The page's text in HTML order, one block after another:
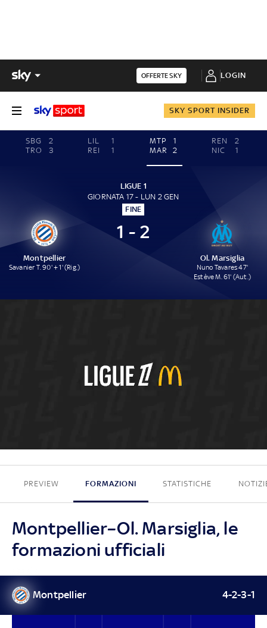
OFFERTE SKY LOGIN
SKY SPORT INSIDER
SBG
2
TRO
3
LIL
1
REI
1
MTP
1
MAR
2
REN
2
NIC
1
LIGUE 1
GIORNATA 17 - LUN 2 GEN
FINE
Montpellier
Savanier T. 90' + 1' (Rig.)
1 - 2
Ol. Marsiglia
Nuno Tavares 47'
Estève M. 61' (Aut.)
1 - 2
PREVIEW FORMAZIONI STATISTICHE
Montpellier–Ol. Marsiglia, le
formazioni ufficiali
Montpellier 4-2-3-1